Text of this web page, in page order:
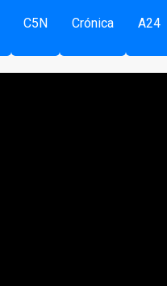
C5N Crónica A24